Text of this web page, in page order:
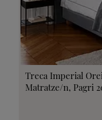
Treca Imperial
Matratze/n, Pagri